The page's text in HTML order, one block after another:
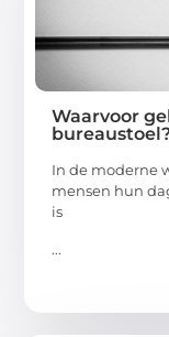
Waarvoor
In de moderne
mensen hun
is
...